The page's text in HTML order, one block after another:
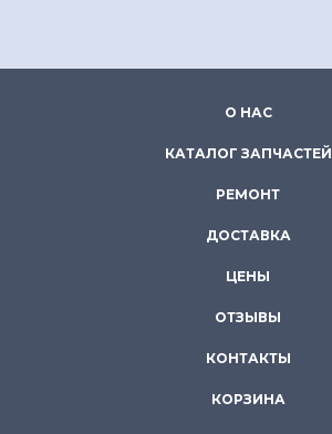
О НАС
КАТАЛОГ ЗАПЧАСТЕЙ
РЕМОНТ
ДОСТАВКА
ЦЕНЫ
ОТЗЫВЫ
КОНТАКТЫ
КОРЗИНА